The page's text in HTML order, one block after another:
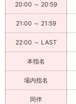
20:00 ～ 20:59
21:00 ～ 21:59
22:00 ～ LAST
本指名
場内指名
同伴